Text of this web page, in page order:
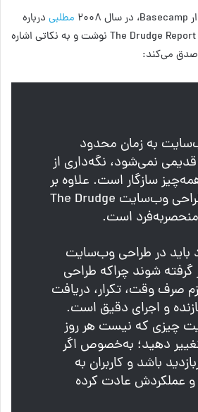
مطلبی درباره
موفقیت طراحی وب‌سایت The Drudge Report نوشت و به نکاتی اشاره
صدق می‌کند:
به زمان محدود
نمی‌شود، نگه‌داری از
سازگار است. علاوه بر
همه این‌ها، طراحی وب‌سایت The Drudge
باید در طراحی وب‌سایت
شوند چراکه طراحی
صرف وقت، تکرار، دریافت
و اجرای دقیق است.
چیزی که نیست هر روز
تغییر دهید؛ به‌خصوص اگر
باشد و کاربران به
عملکردش عادت کرده